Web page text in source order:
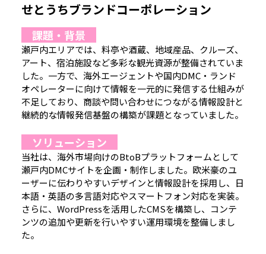
せとうちブランドコーポレーション
課題・背景
瀬戸内エリアでは、料亭や酒蔵、地域産品、クルーズ、
アート、宿泊施設など多彩な観光資源が整備されていま
した。一方で、海外エージェントや国内DMC・ランド
オペレーターに向けて情報を一元的に発信する仕組みが
不足しており、商談や問い合わせにつながる情報設計と
継続的な情報発信基盤の構築が課題となっていました。
ソリューション
当社は、海外市場向けのBtoBプラットフォームとして
瀬戸内DMCサイトを企画・制作しました。欧米豪のユ
ーザーに伝わりやすいデザインと情報設計を採用し、日
本語・英語の多言語対応やスマートフォン対応を実装。
さらに、WordPressを活用したCMSを構築し、コンテ
ンツの追加や更新を行いやすい運用環境を整備しまし
た。